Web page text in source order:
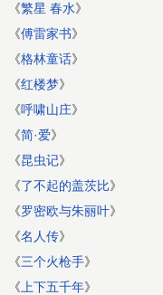
《繁星 春水》
《傅雷家书》
《格林童话》
《红楼梦》
《呼啸山庄》
《简·爱》
《昆虫记》
《了不起的盖茨比》
《罗密欧与朱丽叶》
《名人传》
《三个火枪手》
《 上下五千年》